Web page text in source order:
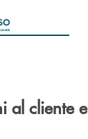
al cliente e